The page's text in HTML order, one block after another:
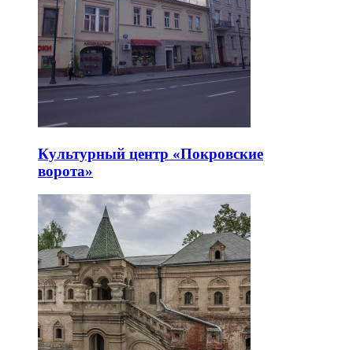
Культурный центр «Покровские
ворота»